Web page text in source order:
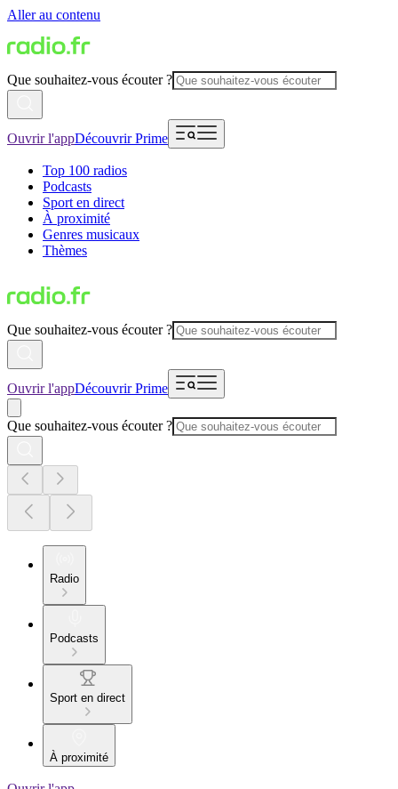
Aller au contenu
Que souhaitez-vous écouter ?
Ouvrir l'appDécouvrir Prime
Top 100 radios
Podcasts
Sport en direct
À proximité
Genres musicaux
Thèmes
Que souhaitez-vous écouter ?
Ouvrir l'appDécouvrir Prime
Que souhaitez-vous écouter ?
Radio
Podcasts
Sport en direct
À proximité